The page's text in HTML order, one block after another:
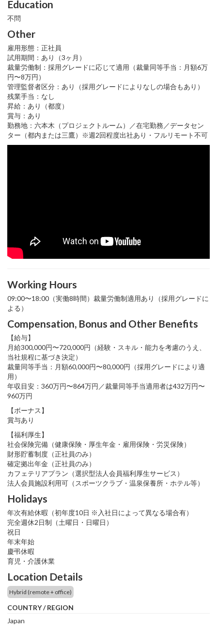
Education
不問
Other
雇用形態：正社員
試用期間：あり（3ヶ月）
裁量労働制：採用グレードに応じて適用（裁量同等手当：月額6万
円〜8万円）
管理監督者区分：あり（採用グレードによりなしの場合もあり）
残業手当：なし
昇給：あり（都度）
賞与：あり
勤務地：六本木（プロジェクトルーム）／在宅勤務／データセン
ター（都内または三鷹）※週2回程度出社あり・フルリモート不可
Working Hours
09:00〜18:00（実働8時間）裁量労働制適用あり（採用グレードに
よる）
Compensation, Bonus and Other Benefits
【給与】
月給300,000円〜720,000円（経験・スキル・能力を考慮のうえ、
当社規程に基づき決定）
裁量同等手当：月額60,000円〜80,000円（採用グレードにより適
用）
年収目安：360万円〜864万円／裁量同等手当適用者は432万円〜
960万円
【ボーナス】
賞与あり
【福利厚生】
社会保険完備（健康保険・厚生年金・雇用保険・労災保険）
財形貯蓄制度（正社員のみ）
確定拠出年金（正社員のみ）
カフェテリアプラン（選択型法人会員福利厚生サービス）
法人会員施設利用可（スポーツクラブ・温泉保養所・ホテル等）
Holidays
年次有給休暇（初年度10日 ※入社日によって異なる場合有）
完全週休2日制（土曜日・日曜日）
祝日
年末年始
慶弔休暇
育児・介護休業
Location Details
Hybrid (remote + office)
COUNTRY / REGION
Japan